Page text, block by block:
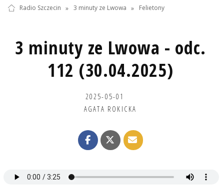
Radio Szczecin » 3 minuty ze Lwowa » Felietony
3 minuty ze Lwowa - odc.
112 (30.04.2025)
2025-05-01
AGATA ROKICKA